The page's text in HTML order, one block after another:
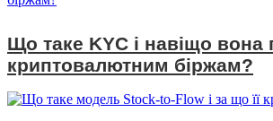
Що таке KYC і навіщо вона
криптовалютним біржам?